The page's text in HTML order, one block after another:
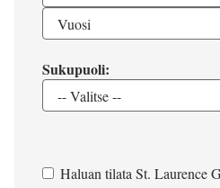
Sukupuoli:
Haluan tilata St. Laurence